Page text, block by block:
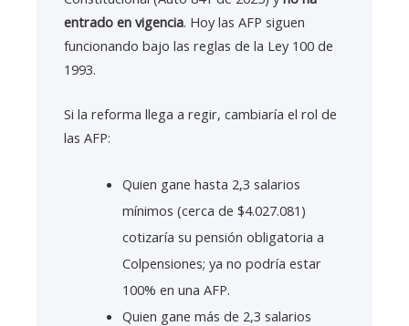
entrado en vigencia. Hoy las AFP siguen
funcionando bajo las reglas de la Ley 100 de
1993.
Si la reforma llega a regir, cambiaría el rol de
las AFP:
Quien gane hasta 2,3 salarios
mínimos (cerca de $4.027.081)
cotizaría su pensión obligatoria a
Colpensiones; ya no podría estar
100% en una AFP.
Quien gane más de 2,3 salarios